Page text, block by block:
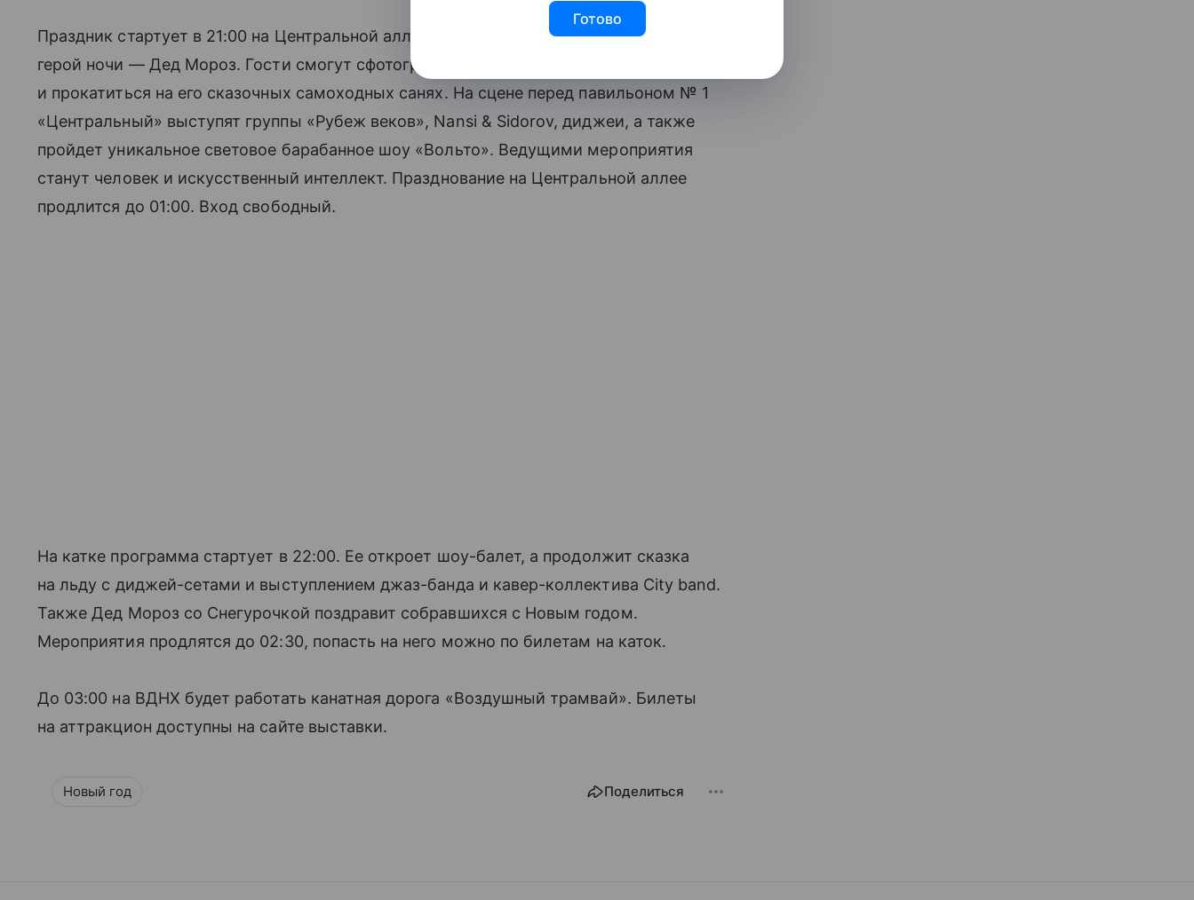
Праздник стартует в 21:00 на Центральной аллее, отсюда отправится в путь главный
герой ночи — Дед Мороз. Гости смогут сфотографироваться с зимним волшебником
и прокатиться на его сказочных самоходных санях. На сцене перед павильоном № 1
«Центральный» выступят группы «Рубеж веков», Nansi & Sidorov, диджеи, а также
пройдет уникальное световое барабанное шоу «Вольто». Ведущими мероприятия
станут человек и искусственный интеллект. Празднование на Центральной аллее
продлится до 01:00. Вход свободный.
На катке программа стартует в 22:00. Ее откроет шоу-балет, а продолжит сказка
на льду с диджей-сетами и выступлением джаз-банда и кавер-коллектива City band.
Также Дед Мороз со Снегурочкой поздравит собравшихся с Новым годом.
Мероприятия продлятся до 02:30, попасть на него можно по билетам на каток.
До 03:00 на ВДНХ будет работать канатная дорога «Воздушный трамвай». Билеты
на аттракцион доступны на сайте выставки.
Новый год Поделиться
Готово